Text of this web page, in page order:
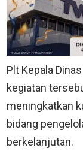
Plt Kepala
kegiatan
meningkatkan
bidang
berkelanjutan.